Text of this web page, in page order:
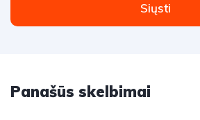
Siųsti
Panašūs skelbimai